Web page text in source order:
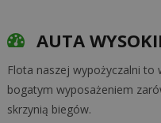
AUTA
Flota naszej wypożyczalni
bogatym wyposażeniem
skrzynią biegów.